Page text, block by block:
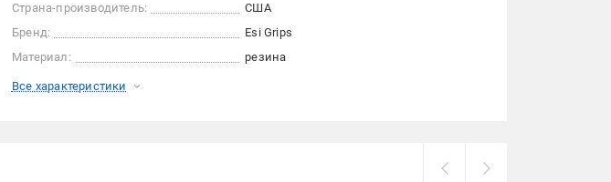
Страна-производитель:
США
Бренд:
Esi Grips
Материал:
резина
Все характеристики